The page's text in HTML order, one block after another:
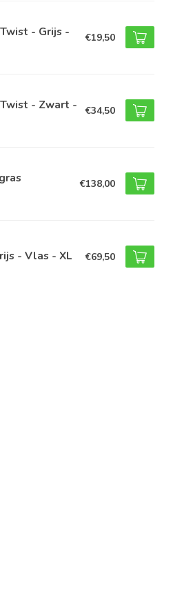
- Grijs - €19,50
Twist - Zwart - €34,50
€138,00
- Vlas - XL €69,50